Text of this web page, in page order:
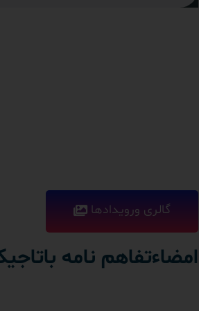
گالری ورویدادها
امضاءتفاهم نامه